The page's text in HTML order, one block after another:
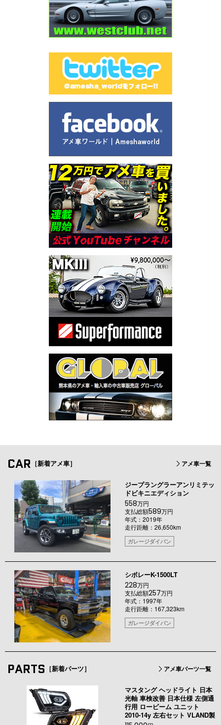
CAR ［新着アメ車］ アメ車一覧
ジープラングラーアンリミテッ
ドビキニエディション
558万円
支払総額589万円
年式：2019年
走行距離：26,650km
ガレージダイバン
シボレーK-1500LT
228万円
支払総額257万円
年式：1997年
走行距離：167,323km
ガレージダイバン
PARTS ［新着パーツ］ アメ車パーツ一覧
マスタング ヘッドライト 日本
光軸 車検改善 日本仕様 左側通
行用 ロービーム ユニット
2010-14y 左右セット VLAND製